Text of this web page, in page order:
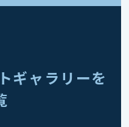
ギャラリーを